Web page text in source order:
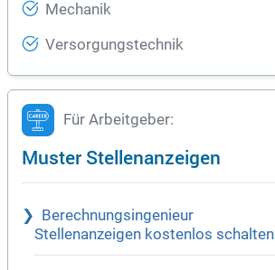
Mechanik
Versorgungstechnik
Für Arbeitgeber:
Muster Stellenanzeigen
Berechnungsingenieur
Stellenanzeigen kostenlos schalten